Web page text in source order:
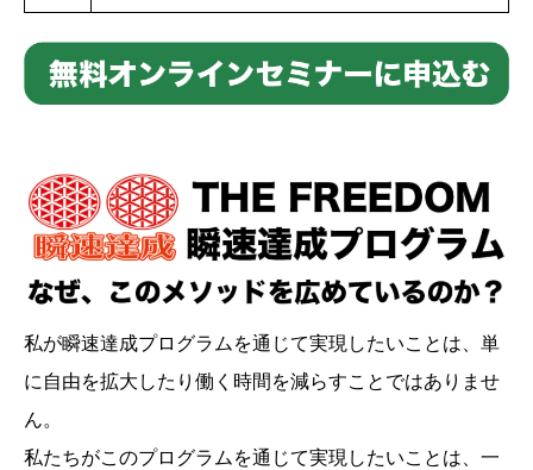
私が瞬速達成プログラムを通じて実現したいことは、単
に自由を拡大したり働く時間を減らすことではありませ
ん。
私たちがこのプログラムを通じて実現したいことは、一